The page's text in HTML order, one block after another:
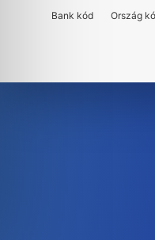
Bank kód Ország